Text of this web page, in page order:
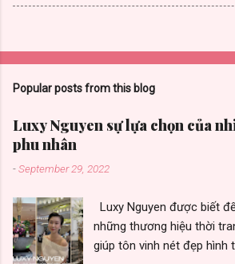
Popular posts from this blog
Luxy Nguyen sự lựa chọn của
phu nhân
-September 29, 2022
Luxy Nguyen được biết
những thương hiệu thời
giúp tôn vinh nét đẹp hình